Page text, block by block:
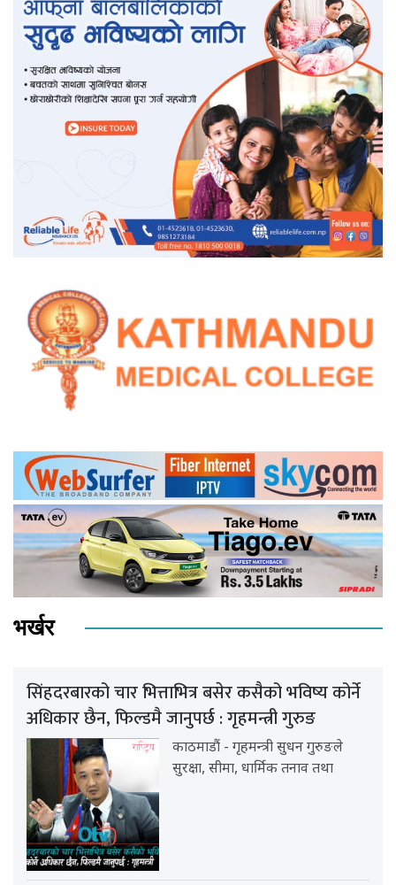
भर्खर
सिंहदरबारको चार भित्ताभित्र बसेर कसैको भविष्य कोर्ने
अधिकार छैन, फिल्डमै जानुपर्छ : गृहमन्त्री गुरुङ
काठमाडौं - गृहमन्त्री सुधन गुरुङले
सुरक्षा, सीमा, धार्मिक तनाव तथा